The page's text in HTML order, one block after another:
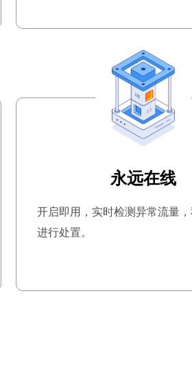
永远在线
开启即用，实时检测异常流量
进行处置。